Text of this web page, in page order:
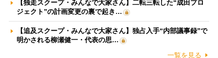
【独走スクープ・みんなで大家さん】二転三転した“成田プロ
ジェクト”の計画変更の裏で起き…
【追及スクープ・みんなで大家さん】独占入手“内部議事録”で
明かされる柳瀬健一・代表の思…
一覧を見る